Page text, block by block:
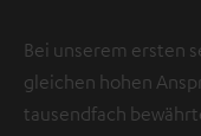
Bei unserem ersten
gleichen hohen
tausendfach